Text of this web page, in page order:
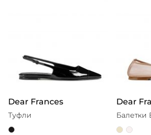
Dear Frances
Туфли
Dear
Балетки